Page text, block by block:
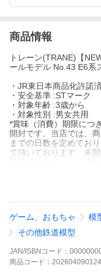
商品情報
トレーン(TRANE)【
ールモデル No.43 E6系
・JR東日本商品化許諾済
・安全基準 :STマーク
・対象年齢 :3歳から
・対象性別 :男女共用
*賞味（消費）期限につ
開封です。当店では、
までの日数を定めてお
て頂いております。未開
を細部にまでこだわっ
のにちょうど良いサイ
あそびレール II』や『
み合わせれば、楽しさ
!・鉄道模型・コレクシ
程よい重みもあり、デ
売りの『ディスプレイ
ゲーム、おもちゃ 模
その他鉄道模型
JAN/ISBNコード：
商品 コード：